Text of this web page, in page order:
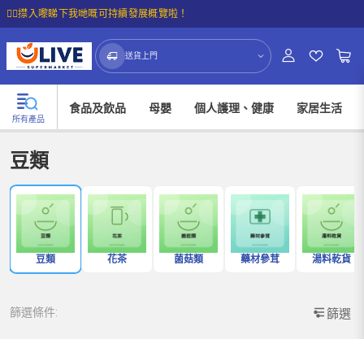
☝🏼㩒入嚟睇下我哋嘅可持續發展概覽啦！
送貨上門
所有產品
食品及飲品 母嬰 個人護理、健康 家居生活
豆類
豆類 花茶 菌菇類 藥材參茸 湯料乾貨
篩選條件: 篩選